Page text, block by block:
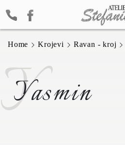
Home Krojevi Ravan - kroj
Y
Yasmin